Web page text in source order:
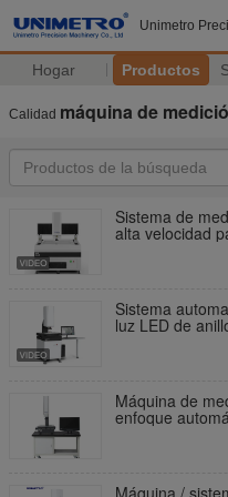
Unimetro
Hogar Productos
Calidad máquina de
Sistema de
alta velocidad
Sistema
luz LED de
Máquina de
enfoque
Máquina /